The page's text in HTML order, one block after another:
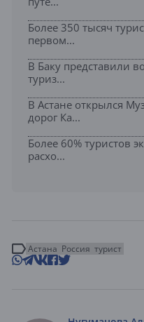
Более 350 тысяч
первом...
В Баку представили
туриз...
В Астане открылся
дорог Ка...
Более 60% туристов
расхо...
Астана Россия турист